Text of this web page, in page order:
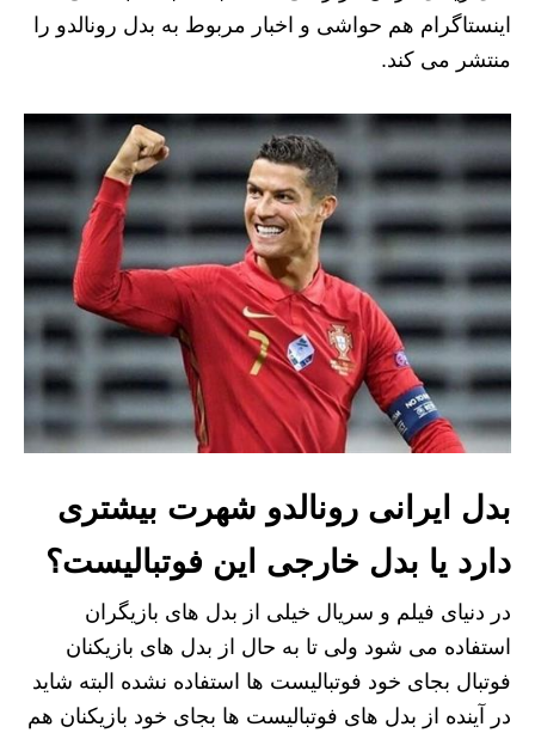
اینستاگرام هم حواشی و اخبار مربوط به بدل رونالدو را
منتشر می کند.
بدل ایرانی رونالدو شهرت بیشتری
دارد یا بدل خارجی این فوتبالیست؟
در دنیای فیلم و سریال خیلی از بدل های بازیگران
استفاده می شود ولی تا به حال از بدل های بازیکنان
فوتبال بجای خود فوتبالیست ها استفاده نشده البته شاید
در آینده از بدل های فوتبالیست ها بجای خود بازیکنان هم